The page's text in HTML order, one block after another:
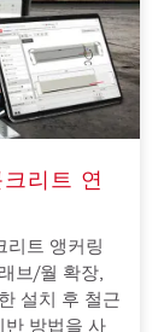
리트 연
리트 앵커링
브/월 확장,
설치 후 철근
반 방법을 사